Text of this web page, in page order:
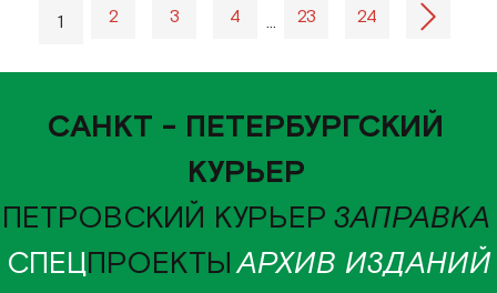
1 2 3 4 … 23 24
САНКТ - ПЕТЕРБУРГСКИЙ
КУРЬЕР
ПЕТРОВСКИЙ КУРЬЕР ЗАПРАВКА
СПЕЦПРОЕКТЫАРХИВ ИЗДАНИЙ